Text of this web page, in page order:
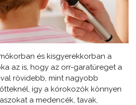
és kisgyerekkorban a
az is, hogy az orr-garatüreget a
rövidebb, mint nagyobb
így a kórokozók könnyen
a medencék, tavak,